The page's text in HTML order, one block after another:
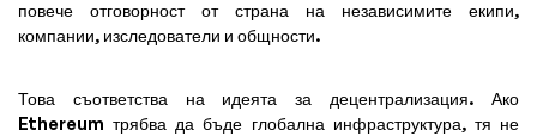
повече отговорност от страна на независимите екипи,
компании, изследователи и общности.
Това съответства на идеята за децентрализация. Ако
Ethereum трябва да бъде глобална инфраструктура, тя не